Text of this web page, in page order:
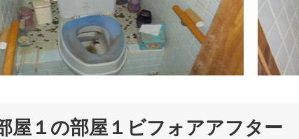
屋１の部屋１ビフォアアフター